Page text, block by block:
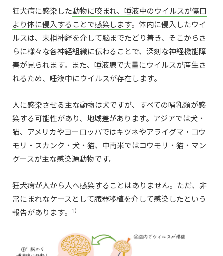
狂犬病に感染した動物に咬まれ、唾液中のウイルスが傷口
より体に侵入することで感染します。体内に侵入したウイ
ルスは、末梢神経を介して脳までたどり着き、そこからさ
らに様々な各神経組織に伝わることで、深刻な神経機能障
害が見られます。また、唾液腺で大量にウイルスが産生さ
れるため、唾液中にウイルスが存在します。
人に感染させる主な動物は犬ですが、すべての哺乳類が感
染する可能性があり、地域差があります。アジアでは犬・
猫、アメリカやヨーロッパではキツネやアライグマ・コウ
モリ・スカンク・犬・猫、中南米ではコウモリ・猫・マン
グースが主な感染源動物です。
狂犬病が人から人へ感染することはありません。ただ、非
常にまれなケースとして臓器移植を介して感染したという
報告があります。 1）